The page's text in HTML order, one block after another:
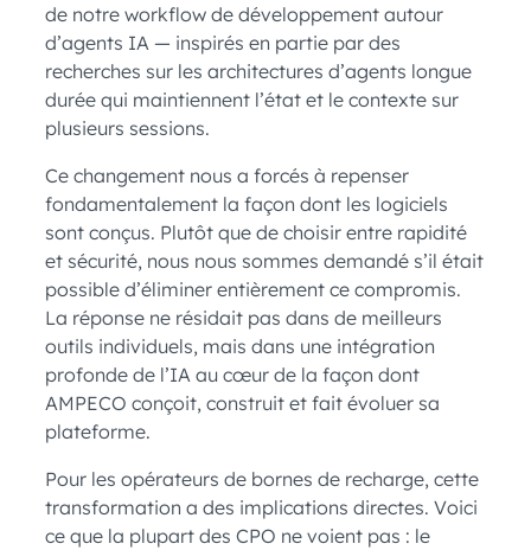
de notre workflow de développement autour
d’agents IA — inspirés en partie par des
recherches sur les architectures d’agents longue
durée qui maintiennent l’état et le contexte sur
plusieurs sessions.
Ce changement nous a forcés à repenser
fondamentalement la façon dont les logiciels
sont conçus. Plutôt que de choisir entre rapidité
et sécurité, nous nous sommes demandé s’il était
possible d’éliminer entièrement ce compromis.
La réponse ne résidait pas dans de meilleurs
outils individuels, mais dans une intégration
profonde de l’IA au cœur de la façon dont
AMPECO conçoit, construit et fait évoluer sa
plateforme.
Pour les opérateurs de bornes de recharge, cette
transformation a des implications directes. Voici
ce que la plupart des CPO ne voient pas : le